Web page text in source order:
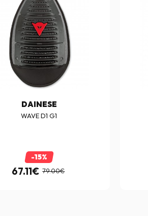
DAINESE
WAVE D1 G1
-15%
67.11€ 79.00€